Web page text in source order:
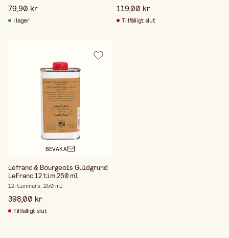
79,90 kr
I lager
119,00 kr
Tillfälligt slut
BEVAKA
Lefranc & Bourgeois Guldgrund
LeFranc 12 tim.250 ml
12-timmars, 250 ml
398,00 kr
Tillfälligt slut